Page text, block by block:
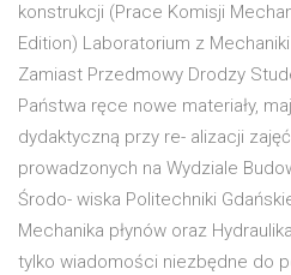
konstrukcji (Prace Komisji
Edition) Laboratorium z
Zamiast Przedmowy Drodzy
Państwa ręce nowe materiały,
dydaktyczną przy re- alizacji
prowadzonych na Wydziale
Środo- wiska Politechniki
Mechanika płynów oraz
tylko wiadomości niezbędne do